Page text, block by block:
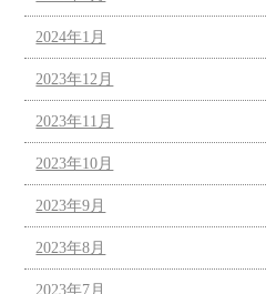
2024年1月
2023年12月
2023年11月
2023年10月
2023年9月
2023年8月
2023年7月